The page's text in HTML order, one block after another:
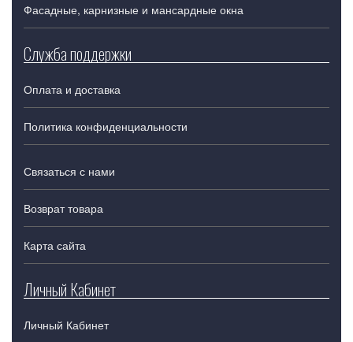
Фасадные, карнизные и мансардные окна
Служба поддержки
Оплата и доставка
Политика конфиденциальности
Связаться с нами
Возврат товара
Карта сайта
Личный Кабинет
Личный Кабинет